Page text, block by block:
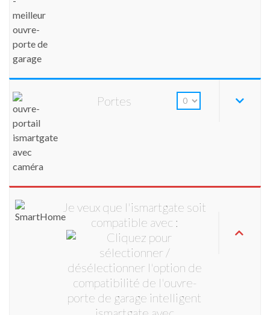
Portes
Je veux que l'ismartgate soit
compatible avec :